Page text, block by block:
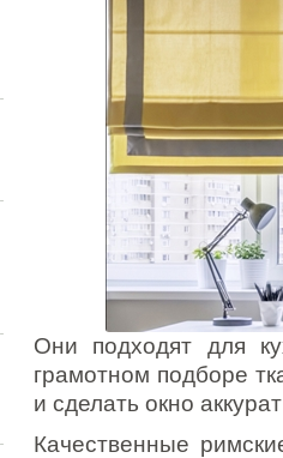
Они подходят для
грамотном подборе
и сделать окно
Качественные